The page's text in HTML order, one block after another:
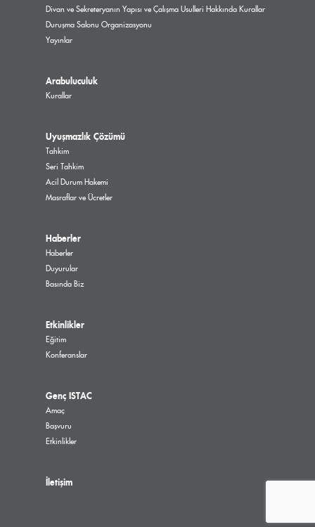
Divan ve Sekreteryanın Yapısı ve Çalışma Usulleri Hakkında Kurallar
Duruşma Salonu Organizasyonu
Yayınlar
Arabuluculuk
Kurallar
Uyuşmazlık Çözümü
Tahkim
Seri Tahkim
Acil Durum Hakemi
Masraflar ve Ücretler
Haberler
Haberler
Duyurular
Basında Biz
Etkinlikler
Eğitim
Konferanslar
Genç ISTAC
Amaç
Başvuru
Etkinlikler
İletişim